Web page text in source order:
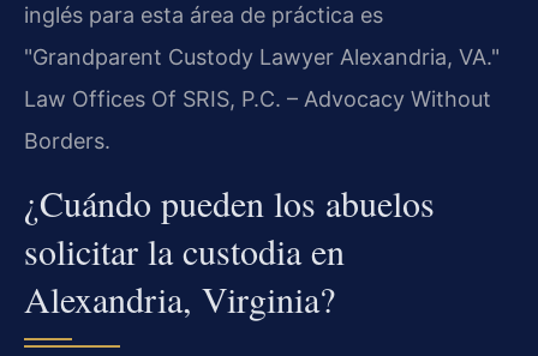
inglés para esta área de práctica es
"Grandparent Custody Lawyer Alexandria, VA."
Law Offices Of SRIS, P.C. – Advocacy Without
Borders.
¿Cuándo pueden los abuelos
solicitar la custodia en
Alexandria, Virginia?